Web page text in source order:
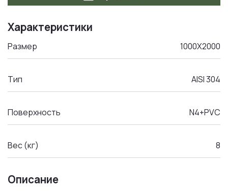
Характеристики
Размер 1000Х2000
Тип AISI 304
Поверхность N4+PVC
Вес (кг) 8
Описание